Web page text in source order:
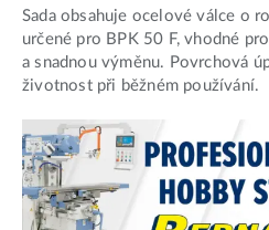
Sada obsahuje ocelové válce o
určené pro BPK 50 F, vhodné
a snadnou výměnu. Povrchová
životnost při běžném používání.